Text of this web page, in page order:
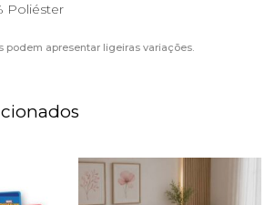
Poliéster
podem apresentar ligeiras variações.